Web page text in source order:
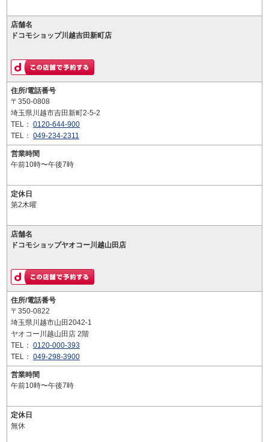
店舗名
ドコモショップ川越吉田新町店
住所/電話番号
〒350-0808
埼玉県川越市吉田新町2-5-2
TEL： 0120-644-900
TEL： 049-234-2311
営業時間
午前10時〜午後7時
定休日
第2木曜
店舗名
ドコモショップヤオコー川越山田店
住所/電話番号
〒350-0822
埼玉県川越市山田2042-1
ヤオコー川越山田店 2階
TEL： 0120-000-393
TEL： 049-298-3900
営業時間
午前10時〜午後7時
定休日
無休